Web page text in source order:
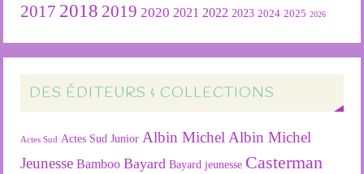
2017 2018 2019 2020 2021 2022 2023 2024 2025 2026
DES ÉDITEURS & COLLECTIONS
Actes Sud Actes Sud Junior Albin Michel Albin Michel
Jeunesse Bamboo Bayard Bayard jeunesse Casterman